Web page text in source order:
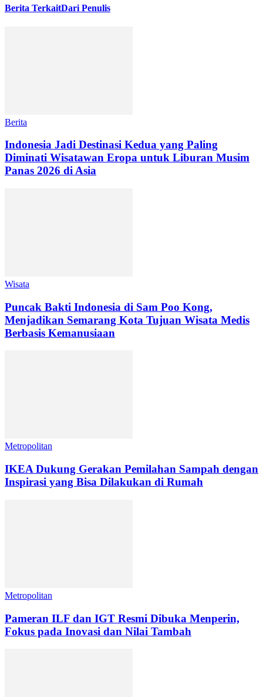
Berita TerkaitDari Penulis
Berita
Indonesia Jadi Destinasi Kedua yang Paling
Diminati Wisatawan Eropa untuk Liburan Musim
Panas 2026 di Asia
Wisata
Puncak Bakti Indonesia di Sam Poo Kong,
Menjadikan Semarang Kota Tujuan Wisata Medis
Berbasis Kemanusiaan
Metropolitan
IKEA Dukung Gerakan Pemilahan Sampah dengan
Inspirasi yang Bisa Dilakukan di Rumah
Metropolitan
Pameran ILF dan IGT Resmi Dibuka Menperin,
Fokus pada Inovasi dan Nilai Tambah